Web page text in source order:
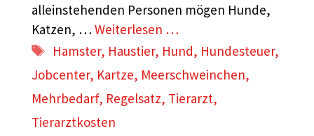
alleinstehenden Personen mögen Hunde,
Katzen, … Weiterlesen …
Schlagwörter
Hamster, Haustier, Hund, Hundesteuer,
Jobcenter, Kartze, Meerschweinchen,
Mehrbedarf, Regelsatz, Tierarzt,
Tierarztkosten